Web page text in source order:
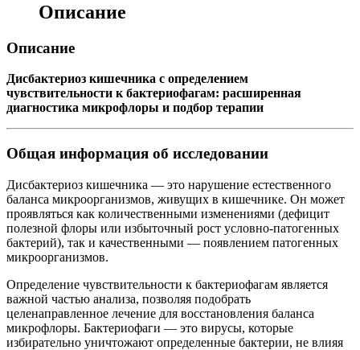
Описание
Описание
Дисбактериоз кишечника с определением
чувствительности к бактериофагам: расширенная
диагностика микрофлоры и подбор терапии
Общая информация об исследовании
Дисбактериоз кишечника — это нарушение естественного
баланса микроорганизмов, живущих в кишечнике. Он может
проявляться как количественными изменениями (дефицит
полезной флоры или избыточный рост условно-патогенных
бактерий), так и качественными — появлением патогенных
микроорганизмов.
Определение чувствительности к бактериофагам является
важной частью анализа, позволяя подобрать
целенаправленное лечение для восстановления баланса
микрофлоры. Бактериофаги — это вирусы, которые
избирательно уничтожают определенные бактерии, не влияя